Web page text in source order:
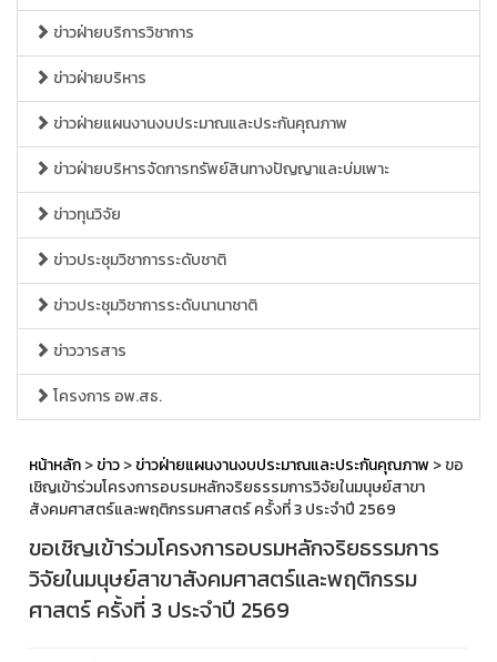
ข่าวฝ่ายบริการวิชาการ
ข่าวฝ่ายบริหาร
ข่าวฝ่ายแผนงานงบประมาณและประกันคุณภาพ
ข่าวฝ่ายบริหารจัดการทรัพย์สินทางปัญญาและบ่มเพาะ
ข่าวทุนวิจัย
ข่าวประชุมวิชาการระดับชาติ
ข่าวประชุมวิชาการระดับนานาชาติ
ข่าววารสาร
โครงการ อพ.สธ.
หน้าหลัก>ข่าว>ข่าวฝ่ายแผนงานงบประมาณและประกันคุณภาพ > ขอ
เชิญเข้าร่วมโครงการอบรมหลักจริยธรรมการวิจัยในมนุษย์สาขา
สังคมศาสตร์และพฤติกรรมศาสตร์ ครั้งที่ 3 ประจำปี 2569
ขอเชิญเข้าร่วมโครงการอบรมหลักจริยธรรมการ
วิจัยในมนุษย์สาขาสังคมศาสตร์และพฤติกรรม
ศาสตร์ ครั้งที่ 3 ประจำปี 2569